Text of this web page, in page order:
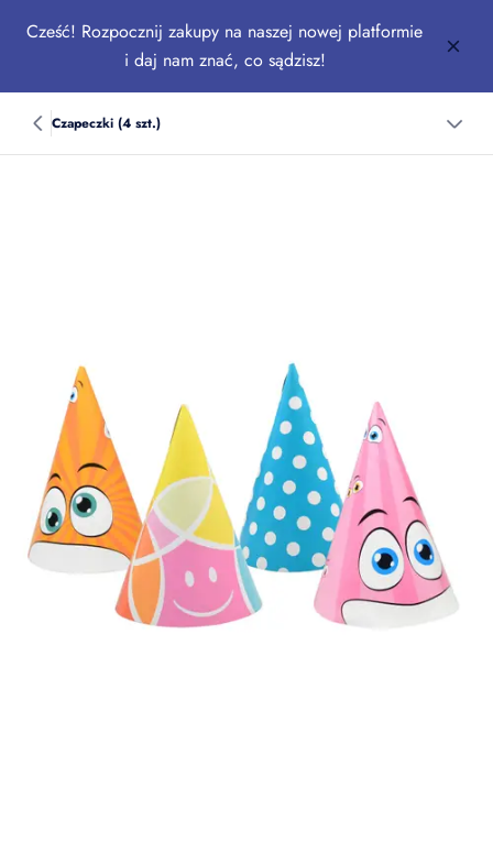
Cześć! Rozpocznij zakupy na naszej nowej platformie
i daj nam znać, co sądzisz!
Czapeczki (4 szt.)